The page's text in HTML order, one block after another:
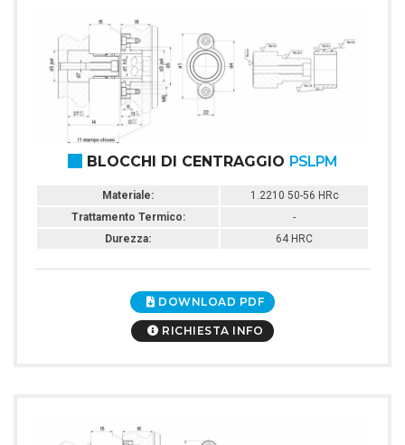
BLOCCHI DI CENTRAGGIO PSLPM
Materiale:
1.2210 50-56 HRc
Trattamento Termico:
-
Durezza:
64 HRC
DOWNLOAD PDF
RICHIESTA INFO